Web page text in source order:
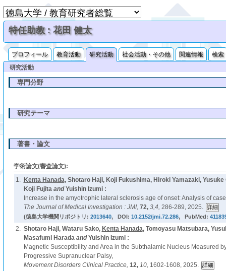
特任助教 : 花田 健太
プロフィール 教育活動 研究活動 社会活動・その他 関連情報
検索
研究活動
専門分野
研究テーマ
著書・論文
学術論文(審査論文):
1.
Kenta Hanada, Shotaro Haji, Koji Fukushima, Hiroki Yamazaki,
Koji FujitaandYuishin Izumi :
Increase in the amyotrophic lateral sclerosis age of onset: Analysis of
The Journal of Medical Investigation : JMI, 72, 3,4, 286-289, 2025.
(徳島大学機関リポジトリ: 2013640, DOI: 10.2152/jmi.72.286, PubMed:
2. Shotaro Haji, Wataru Sako, Kenta Hanada, Tomoyasu Matsubara,
Masafumi HaradaandYuishin Izumi :
Magnetic Susceptibility and Area in the Subthalamic Nucleus Measured
Progressive Supranuclear Palsy,
Movement Disorders Clinical Practice, 12, 10, 1602-1608, 2025.